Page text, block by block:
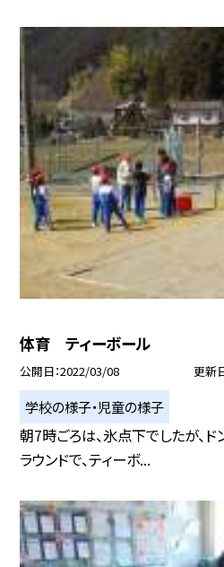
体育 ティーボール
公開日 2022/03/08 更新
学校の様子・児童の様子
朝7時ごろは、氷点下でしたが、ド
ラウンドで、ティーボ...